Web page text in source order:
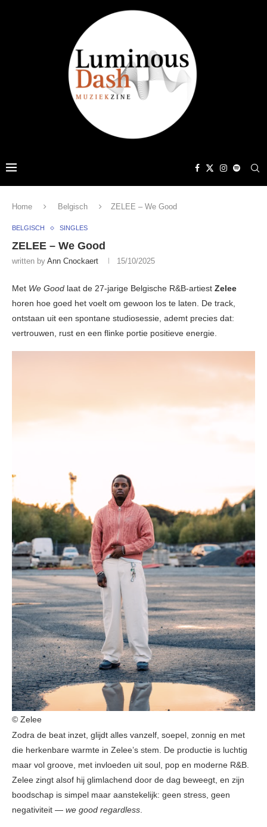
Home Belgisch ZELEE – We Good
BELGISCH SINGLES
ZELEE – We Good
written by Ann Cnockaert 15/10/2025
Met We Good laat de 27-jarige Belgische R&B-artiest Zelee
horen hoe goed het voelt om gewoon los te laten. De track,
ontstaan uit een spontane studiosessie, ademt precies dat:
vertrouwen, rust en een flinke portie positieve energie.
© Zelee
Zodra de beat inzet, glijdt alles vanzelf, soepel, zonnig en met
die herkenbare warmte in Zelee’s stem. De productie is luchtig
maar vol groove, met invloeden uit soul, pop en moderne R&B.
Zelee zingt alsof hij glimlachend door de dag beweegt, en zijn
boodschap is simpel maar aanstekelijk: geen stress, geen
negativiteit — we good regardless.